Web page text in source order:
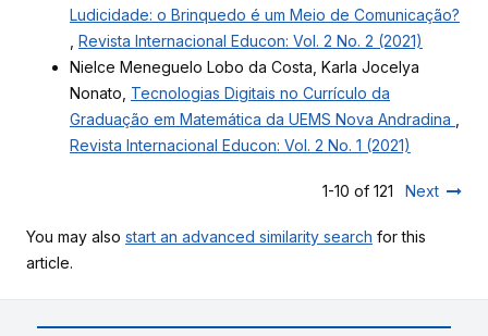
Ludicidade: o Brinquedo é um Meio de Comunicação?
Revista Internacional Educon: Vol. 2 No. 2 (2021)
Nielce Meneguelo Lobo da Costa, Karla Jocelya
Nonato, Tecnologias Digitais no Currículo da
Graduação em Matemática da UEMS Nova Andradina
Revista Internacional Educon: Vol. 2 No. 1 (2021)
1-10 of 121 Next
You may also start an advanced similarity search for this
article.